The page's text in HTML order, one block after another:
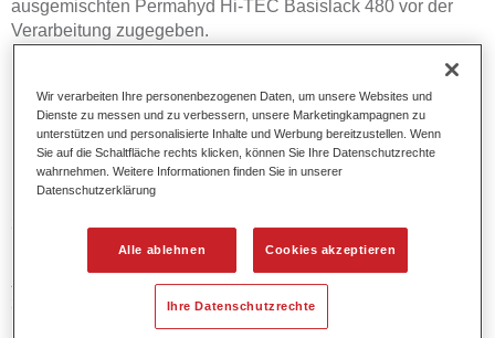
ausgemischten Permahyd Hi-TEC Basislack 480 vor der
Verarbeitung zugegeben.
Produktmerkmale
Ermöglicht eine sichere Verarbeitung bei höherer
relativer Luftfeuchtigkeit über 30%.
Produktvariante
3.5LT
Artikelnummer
37360504
Wir verarbeiten Ihre personenbezogenen Daten, um unsere Websites und
Dienste zu messen und zu verbessern, unsere Marketingkampagnen zu
unterstützen und personalisierte Inhalte und Werbung bereitzustellen. Wenn
Sie auf die Schaltfläche rechts klicken, können Sie Ihre Datenschutzrechte
wahrnehmen. Weitere Informationen finden Sie in unserer
Datenschutzerklärung
Alle ablehnen Cookies akzeptieren
Ihre Datenschutzrechte